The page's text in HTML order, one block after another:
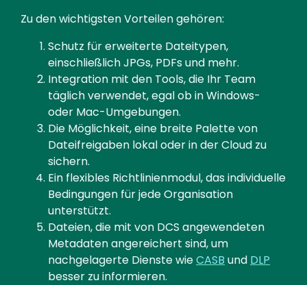
Zu den wichtigsten Vorteilen gehören:
Schutz für erweiterte Dateitypen,
einschließlich JPGs, PDFs und mehr.
Integration mit den Tools, die Ihr Team
täglich verwendet, egal ob in Windows-
oder Mac-Umgebungen.
Die Möglichkeit, eine breite Palette von
Dateifreigaben lokal oder in der Cloud zu
sichern.
Ein flexibles Richtlinienmodul, das individuelle
Bedingungen für jede Organisation
unterstützt.
Dateien, die mit von DCS angewendeten
Metadaten angereichert sind, um
nachgelagerte Dienste wieCASB und DLP
besser zu informieren.